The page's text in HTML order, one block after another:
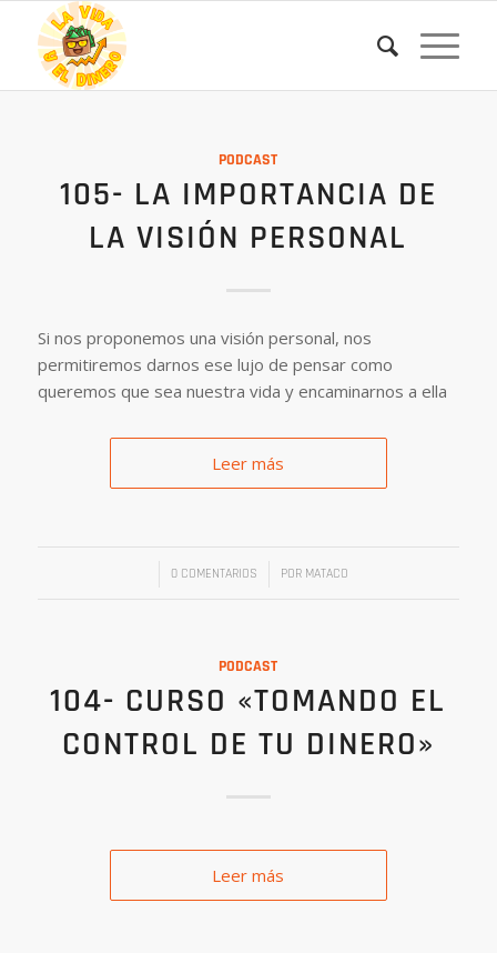
PODCAST
105- LA IMPORTANCIA DE
LA VISIÓN PERSONAL
Si nos proponemos una visión personal, nos
permitiremos darnos ese lujo de pensar como
queremos que sea nuestra vida y encaminarnos a ella
Leer más
0 COMENTARIOS
/ POR MATACO
PODCAST
104- CURSO «TOMANDO EL
CONTROL DE TU DINERO»
Leer más